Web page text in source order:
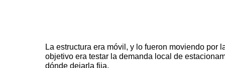
La estructura era móvil, y lo fueron moviendo por
objetivo era testar la demanda local de
dónde dejarla fija.